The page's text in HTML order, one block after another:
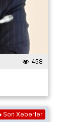
458
Son Xəbərlər